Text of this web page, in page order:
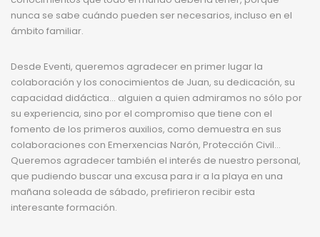
nunca se sabe cuándo pueden ser necesarios, incluso en el
ámbito familiar.
Desde Eventi, queremos agradecer en primer lugar la
colaboración y los conocimientos de Juan, su dedicación, su
capacidad didáctica… alguien a quien admiramos no sólo por
su experiencia, sino por el compromiso que tiene con el
fomento de los primeros auxilios, como demuestra en sus
colaboraciones con Emerxencias Narón, Protección Civil…
Queremos agradecer también el interés de nuestro personal,
que pudiendo buscar una excusa para ir a la playa en una
mañana soleada de sábado, prefirieron recibir esta
interesante formación.